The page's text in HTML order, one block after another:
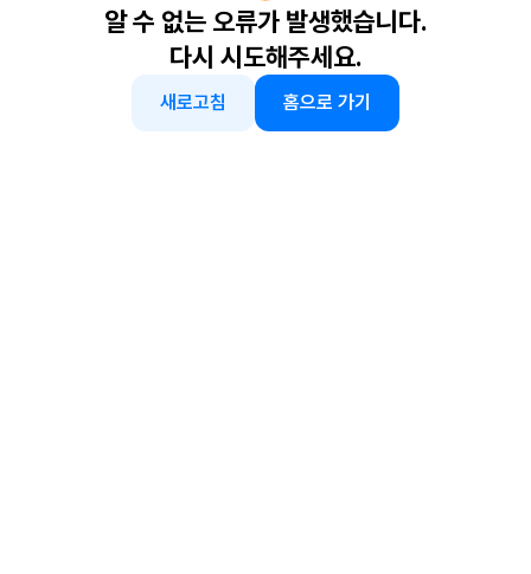
알 수 없는 오류가 발생했습니다.
다시 시도해주세요.
새로고침 홈으로 가기